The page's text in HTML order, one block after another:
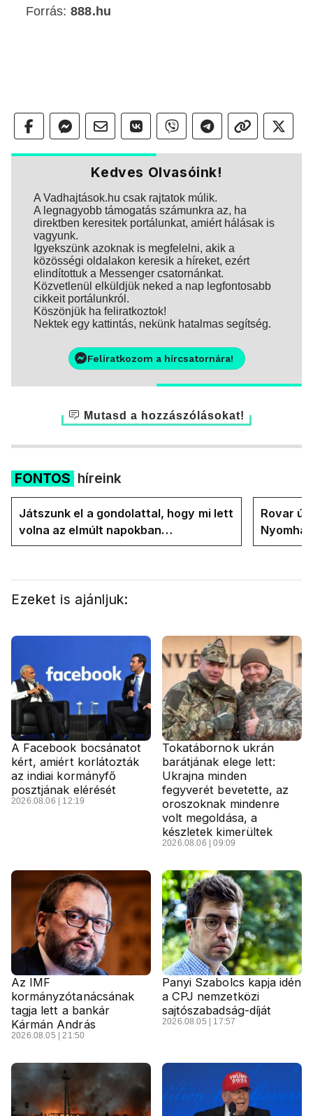
Forrás: 888.hu
Kedves Olvasóink!
A Vadhajtások.hu csak rajtatok múlik.
A legnagyobb támogatás számunkra az, ha
direktben keresitek portálunkat, amiért hálásak is
vagyunk.
Igyekszünk azoknak is megfelelni, akik a
közösségi oldalakon keresik a híreket, ezért
elindítottuk a Messenger csatornánkat.
Közvetlenül elküldjük neked a nap legfontosabb
cikkeit portálunkról.
Köszönjük ha feliratkoztok!
Nektek egy kattintás, nekünk hatalmas segítség.
Feliratkozom a hírcsatornára!
Mutasd a hozzászólásokat!
FONTOS híreink
Játszunk el a gondolattal, hogy mi lett
volna az elmúlt napokban
rezsicsökkentés nélkül
Rovar
hűtőket
Ezeket is ajánljuk:
A Facebook bocsánatot
kért, amiért korlátozták
az indiai kormányfő
posztjának elérését
2026.08.06 | 12:19
Tokatábornok ukrán
barátjának elege lett:
Ukrajna minden
fegyverét bevetette, az
oroszoknak mindenre
volt megoldása, a
készletek kimerültek
2026.08.06 | 09:09
Az IMF
kormányzótanácsának
tagja lett a bankár
Kármán András
2026.08.05 | 21:50
Panyi Szabolcs kapja idén
a CPJ nemzetközi
sajtószabadság-díját
2026.08.05 | 17:57